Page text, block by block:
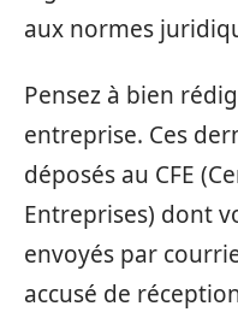
aux normes
Pensez à bien
entreprise. Ces
déposés au CFE
Entreprises) dont
envoyés par
accusé de